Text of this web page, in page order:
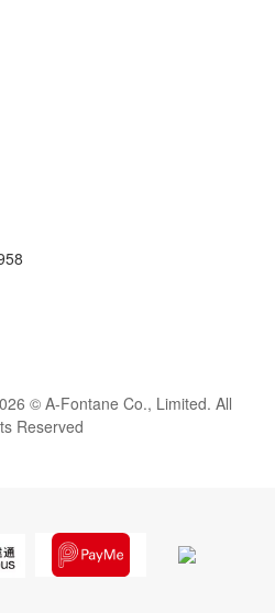
© A-Fontane Co., Limited. All
Reserved